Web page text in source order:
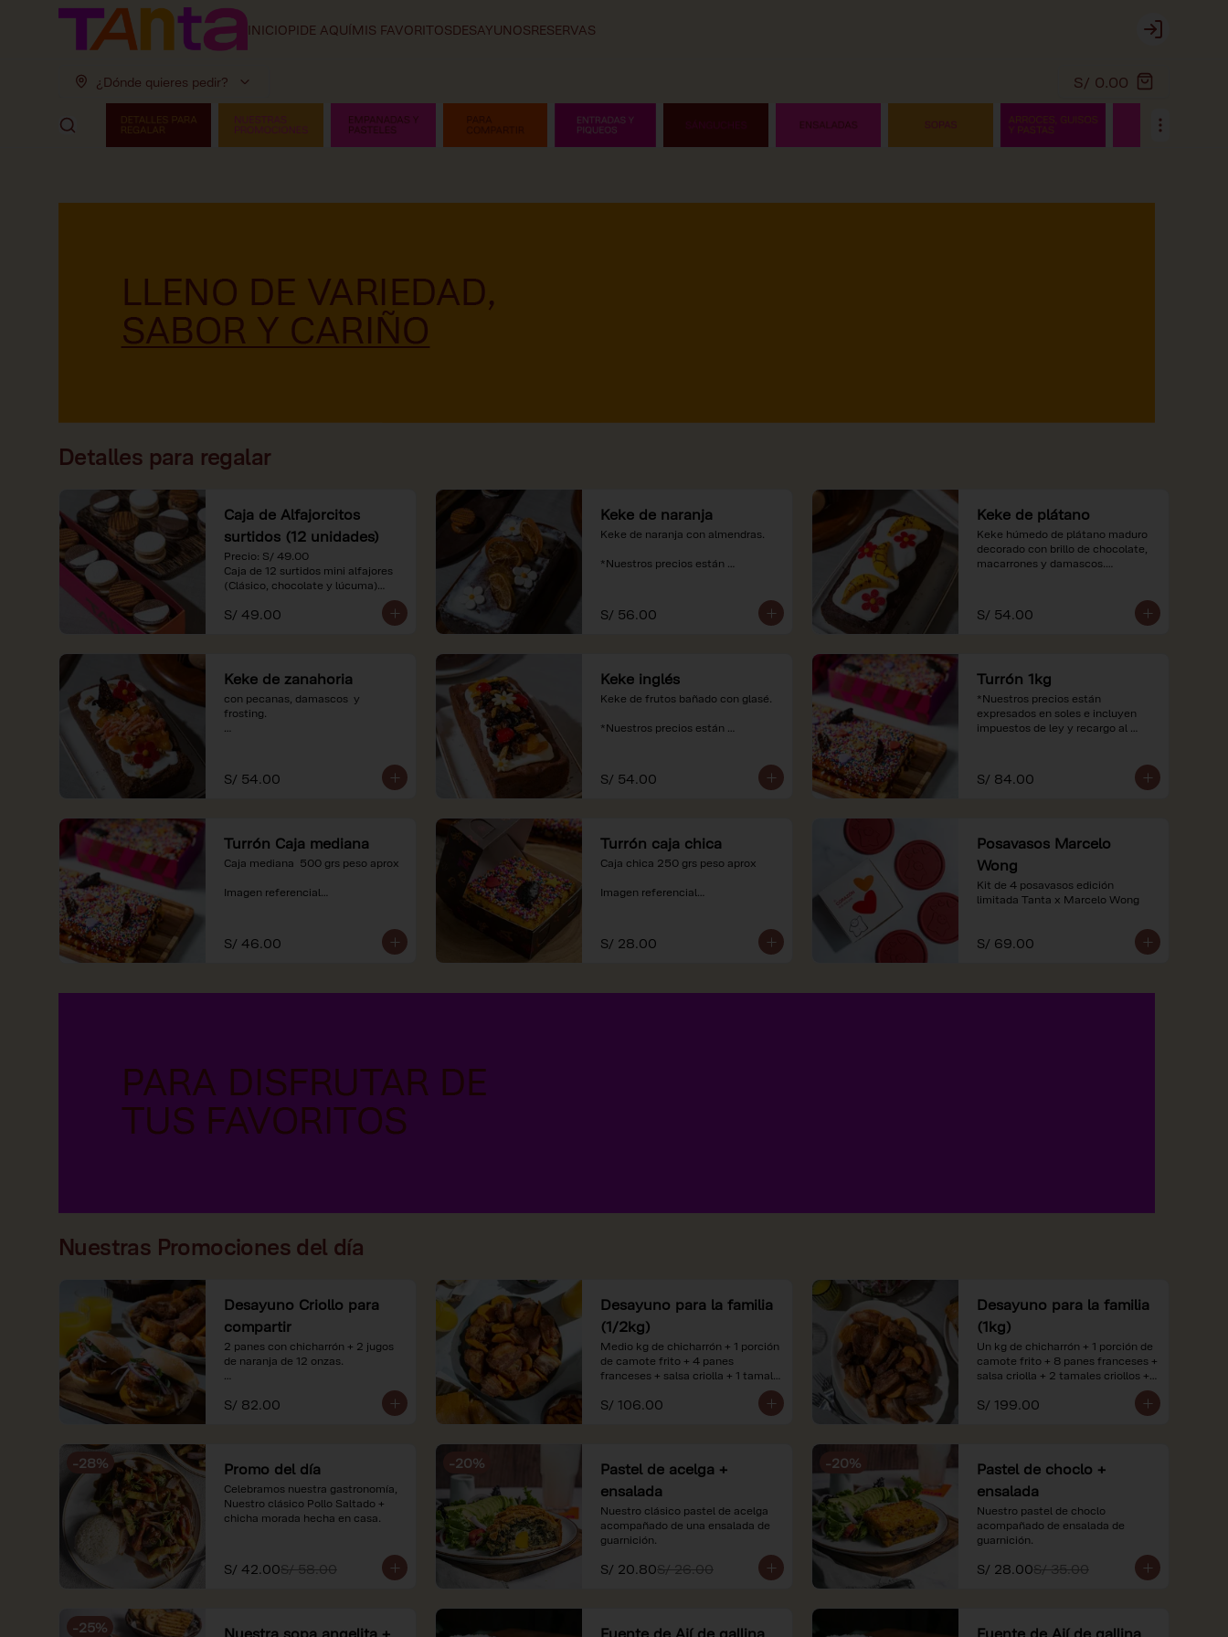
INICIOPIDE AQUÍMIS FAVORITOSDESAYUNOSRESERVAS Login
¿Dónde quieres pedir? S/ 0.00
Detalles para regalar
Caja de Alfajorcitos
surtidos (12 unidades)
Precio: S/ 49.00
Caja de 12 surtidos mini alfajores
(Clásico, chocolate y lúcuma)
*Nuestros precios están
S/ 49.00
Keke de naranja
Keke de naranja con almendras.
*Nuestros precios están
S/ 56.00
Keke de plátano
Keke húmedo de plátano maduro
decorado con brillo de chocolate,
macarrones y damascos.
expresados en soles e incluyen
impuestos de ley y recargo al
S/ 54.00
Keke de zanahoria
con pecanas, damascos  y
frosting.
consumo.
S/ 54.00
Keke inglés
Keke de frutos bañado con glasé.
*Nuestros precios están
S/ 54.00
Turrón 1kg
*Nuestros precios están
expresados en soles e incluyen
impuestos de ley y recargo al
S/ 84.00
Turrón Caja mediana
Caja mediana  500 grs peso aprox
Imagen referencial
expresados en soles e incluyen
impuestos de ley y recargo al
S/ 46.00
Turrón caja chica
Caja chica 250 grs peso aprox
Imagen referencial
expresados en soles e incluyen
impuestos de ley y recargo al
S/ 28.00
Posavasos Marcelo
Wong
Kit de 4 posavasos edición
limitada Tanta x Marcelo Wong
S/ 69.00
Nuestras Promociones del día
Desayuno Criollo para
compartir
2 panes con chicharrón + 2 jugos
de naranja de 12 onzas.
expresados en soles e incluyen
S/ 82.00
Desayuno para la familia
(1/2kg)
Medio kg de chicharrón + 1 porción
de camote frito + 4 panes
franceses + salsa criolla + 1 tamal
criollo + 1 litro de jugo de naranja.
consumo. Imágenes referenciales.
S/ 106.00
Desayuno para la familia
(1kg)
Un kg de chicharrón + 1 porción de
camote frito + 8 panes franceses +
salsa criolla + 2 tamales criollos +
consumo. Imágenes referenciales.
S/ 199.00
-28% Promo del día
Celebramos nuestra gastronomía,
Nuestro clásico Pollo Saltado +
chicha morada hecha en casa.
S/ 42.00S/ 58.00
-20%
Pastel de acelga +
ensalada
Nuestro clásico pastel de acelga
acompañado de una ensalada de
guarnición.
S/ 20.80S/ 26.00
-20%
Pastel de choclo +
ensalada
Nuestro pastel de choclo
acompañado de ensalada de
guarnición.
S/ 28.00S/ 35.00
-25%
Nuestra sopa angelita +
Fuente de Ají de gallina
Fuente de Ají de gallina